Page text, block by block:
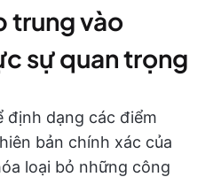
trung vào
sự quan trọng
định dạng các điểm
bản chính xác của
loại bỏ những công